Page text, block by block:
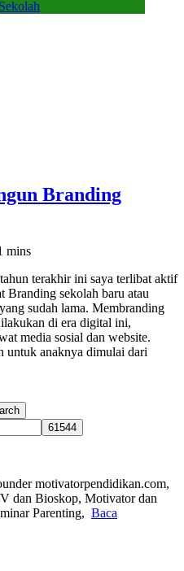
Branding
mins
terakhir ini saya terlibat aktif
Branding sekolah baru atau
sudah lama. Membranding
di era digital ini,
media sosial dan website.
untuk anaknya dimulai dari
motivatorpendidikan.com,
dan Bioskop, Motivator dan
Parenting, Baca